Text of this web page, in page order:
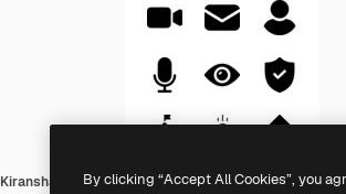
Kiranshastry SolidBy clicking “Accept All Cookies”, you